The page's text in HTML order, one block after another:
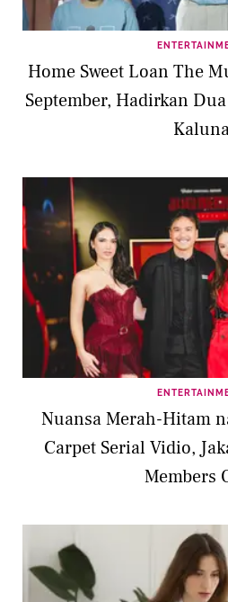
Home Sweet Loan The
September, Hadirkan
Nuansa Merah-Hitam
Carpet Serial Vidio,
Members